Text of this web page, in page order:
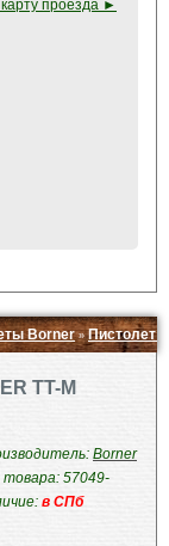
проезда ►
Borner»Пистолет
TT-M
Borner
товара: 57049-
в СПб